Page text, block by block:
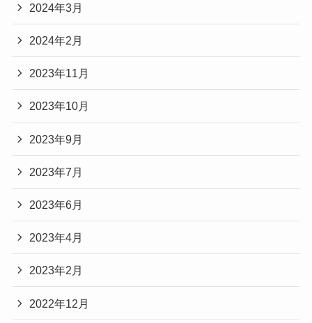
2024年3月
2024年2月
2023年11月
2023年10月
2023年9月
2023年7月
2023年6月
2023年4月
2023年2月
2022年12月